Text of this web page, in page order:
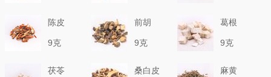
陈皮
9克
前胡
9克
葛根
9克
茯苓 桑白皮 麻黄